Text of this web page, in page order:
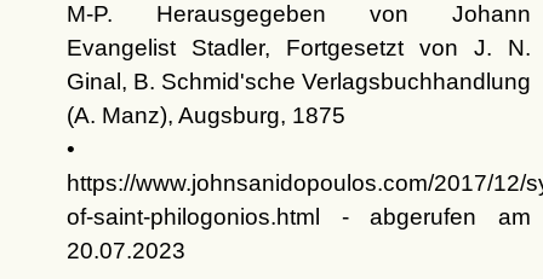
M-P. Herausgegeben von Johann
Evangelist Stadler, Fortgesetzt von J. N.
Ginal, B. Schmid'sche Verlagsbuchhandlung
(A. Manz), Augsburg, 1875
•
https://www.johnsanidopoulos.com/2017/12/
of-saint-philogonios.html - abgerufen am
20.07.2023